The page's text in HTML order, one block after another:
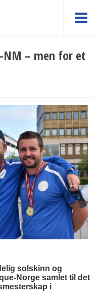
NM – men for et
solskinn og
Norge samlet til det
i